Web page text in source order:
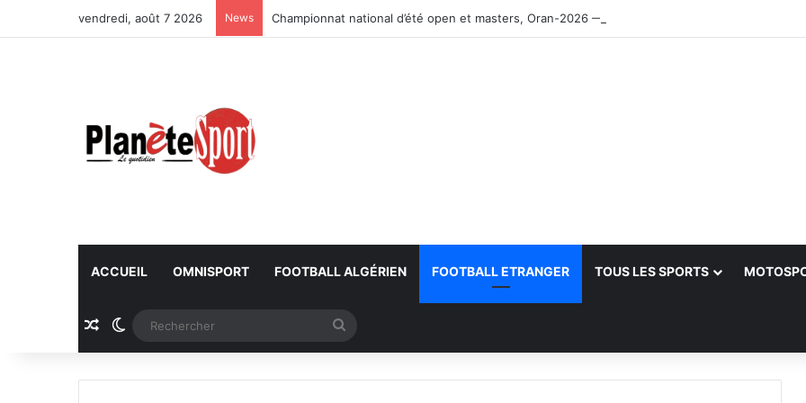
vendredi, août 7 2026 News Championnat national d’été open et masters, Oran-2026 — Le CRB s’adjuge le titre
ACCUEIL OMNISPORT FOOTBALL ALGÉRIEN FOOTBALL ETRANGER TOUS LES SPORTS
Article Aléatoire
Switch skin